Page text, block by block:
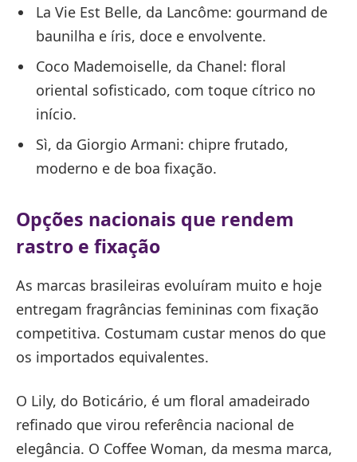
La Vie Est Belle, da Lancôme: gourmand de
baunilha e íris, doce e envolvente.
Coco Mademoiselle, da Chanel: floral
oriental sofisticado, com toque cítrico no
início.
Sì, da Giorgio Armani: chipre frutado,
moderno e de boa fixação.
Opções nacionais que rendem
rastro e fixação
As marcas brasileiras evoluíram muito e hoje
entregam fragrâncias femininas com fixação
competitiva. Costumam custar menos do que
os importados equivalentes.
O Lily, do Boticário, é um floral amadeirado
refinado que virou referência nacional de
elegância. O Coffee Woman, da mesma marca,